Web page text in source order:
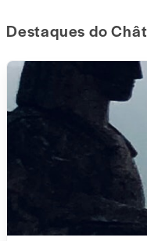
Destaques do